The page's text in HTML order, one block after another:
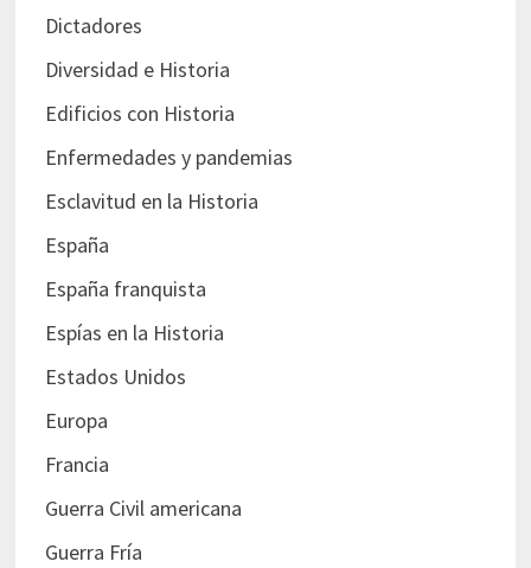
Dictadores
Diversidad e Historia
Edificios con Historia
Enfermedades y pandemias
Esclavitud en la Historia
España
España franquista
Espías en la Historia
Estados Unidos
Europa
Francia
Guerra Civil americana
Guerra Fría